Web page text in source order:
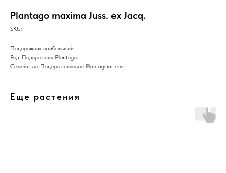
Plantago maxima Juss. ex Jacq.
SKU:
Подорожник наибольший
Род: Подорожник Plantago
Семейство: Подорожниковые Plantaginaceae
Еще растения